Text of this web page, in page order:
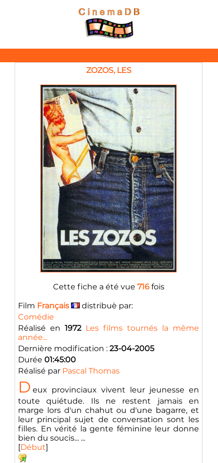
ZOZOS, LES
Cette fiche a été vue 716fois
Film Français
distribuè par:
Comédie
Réalisé en 1972 Les films tournés la même
année...
Dernière modification : 23-04-2005
Durée 01:45:00
Réalisé par Pascal Thomas
D eux provinciaux vivent leur jeunesse en
toute quiétude. Ils ne restent jamais en
marge lors d'un chahut ou d'une bagarre, et
leur principal sujet de conversation sont les
filles. En vérité la gente féminine leur donne
bien du soucis... ...
[Début]